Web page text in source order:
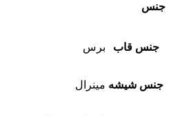
جنس
جنس قاب برس
جنس شیشه مینرال